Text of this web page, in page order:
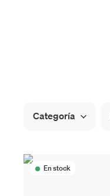
Categoría
En stock